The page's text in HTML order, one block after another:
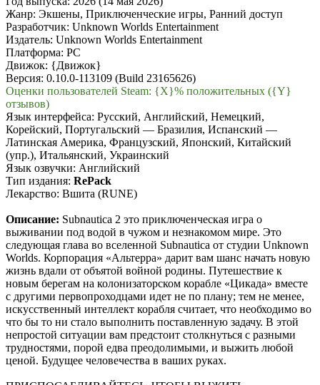
Жанр: Экшены, Приключенческие игры, Ранний доступ
Разработчик: Unknown Worlds Entertainment
Издатель: Unknown Worlds Entertainment
Платформа: PC
Движок: {Движок}
Версия: 0.10.0-113109 (Build 23165626)
Оценки пользователей Steam: {X}% положительных ({Y}
отзывов)
Язык интерфейса: Русский, Английский, Немецкий,
Корейский, Португальский — Бразилия, Испанский —
Латинская Америка, Французский, Японский, Китайский
(упр.), Итальянский, Украинский
Язык озвучки: Английский
Тип издания: RePack
Лекарство: Вшита (RUNE)
Описание: Subnautica 2 это приключенческая игра о
выживании под водой в чужом и незнакомом мире. Это
следующая глава во вселенной Subnautica от студии Unknown
Worlds. Корпорация «Альтерра» дарит вам шанс начать новую
жизнь вдали от объятой войной родины. Путешествие к
новым берегам на колонизаторском корабле «Цикада» вместе
с другими первопроходцами идет не по плану; тем не менее,
искусственный интеллект корабля считает, что необходимо во
что бы то ни стало выполнить поставленную задачу. В этой
непростой ситуации вам предстоит столкнуться с разными
трудностями, порой едва преодолимыми, и выжить любой
ценой. Будущее человечества в ваших руках.